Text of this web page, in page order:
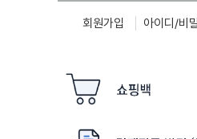
회원가입 아이디/비